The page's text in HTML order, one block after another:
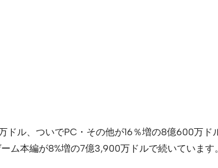
ル、ついでPC・その他が16％増の8億600万ド
本編が8%増の7億3,900万ドルで続いています